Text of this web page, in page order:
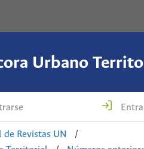
Urbano
de Revistas UN
/